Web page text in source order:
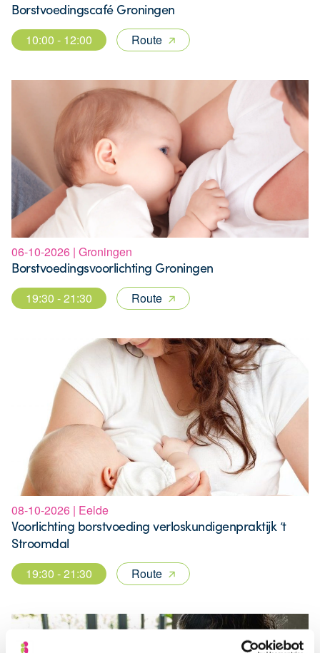
Borstvoedingscafé Groningen
10:00 - 12:00 Route
06-10-2026 | Groningen
Borstvoedingsvoorlichting Groningen
19:30 - 21:30 Route
08-10-2026 | Eelde
Voorlichting borstvoeding verloskundigenpraktijk ’t
Stroomdal
19:30 - 21:30 Route